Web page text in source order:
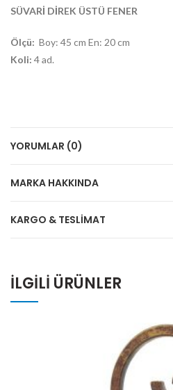
SÜVARİ DİREK ÜSTÜ FENER
Ölçü: Boy: 45 cm En: 20 cm
Koli: 4 ad.
YORUMLAR (0)
MARKA HAKKINDA
KARGO & TESLIMAT
İLGILI ÜRÜNLER